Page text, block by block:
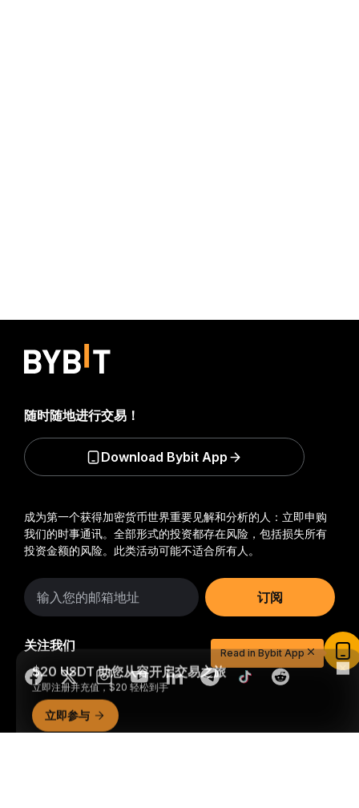
成为第一个获得加密货币世界重要见解和分析的人：立即申购
我们的时事通讯。 全部形式的投资都存在风险，包括损失所有
投资金额的风险。此类活动可能不适合所有人。
订阅
关注我们
随时随地进行交易！
Download Bybit App
$20 USDT 助您从容开启交易之旅
立即参与
Read in Bybit App